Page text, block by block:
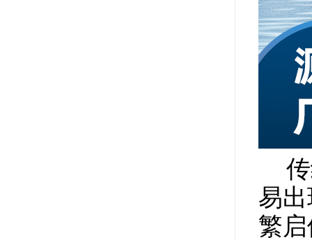
传
易
繁